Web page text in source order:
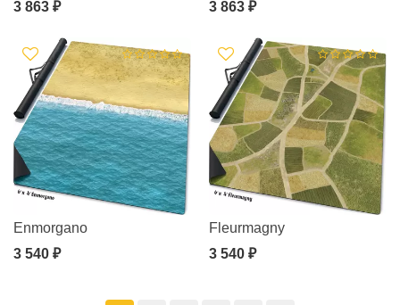
3 863 ₽
3 863 ₽
Enmorgano
3 540 ₽
Fleurmagny
3 540 ₽